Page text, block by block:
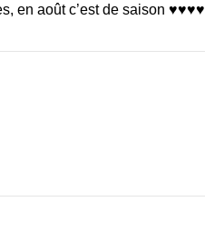
en août c’est de saison ♥♥♥♥